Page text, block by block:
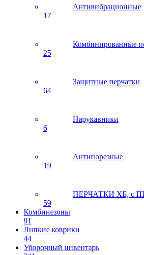
Антивибрационные
17
Комбинированные
25
Защитные перчатки
64
Нарукавники
6
Антипорезные
19
ПЕРЧАТКИ ХБ, с
59
Комбинезоны
91
Липкие коврики
44
Уборочный инвентарь